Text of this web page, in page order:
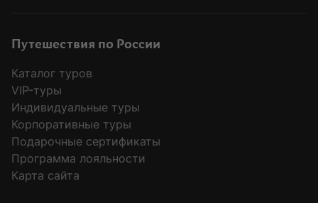
Путешествия по России
Каталог туров
VIP-туры
Индивидуальные туры
Корпоративные туры
Подарочные сертификаты
Программа лояльности
Карта сайта